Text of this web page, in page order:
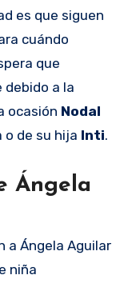
es que siguen
cuándo
que
debido a la
ocasión Nodal
de su hija Inti.
Ángela
a Ángela Aguilar
niña